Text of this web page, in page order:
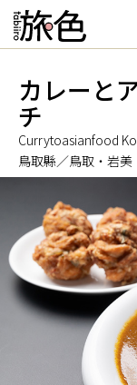
カレーと
チ
Currytoasianfood
鳥取縣／鳥取・岩美